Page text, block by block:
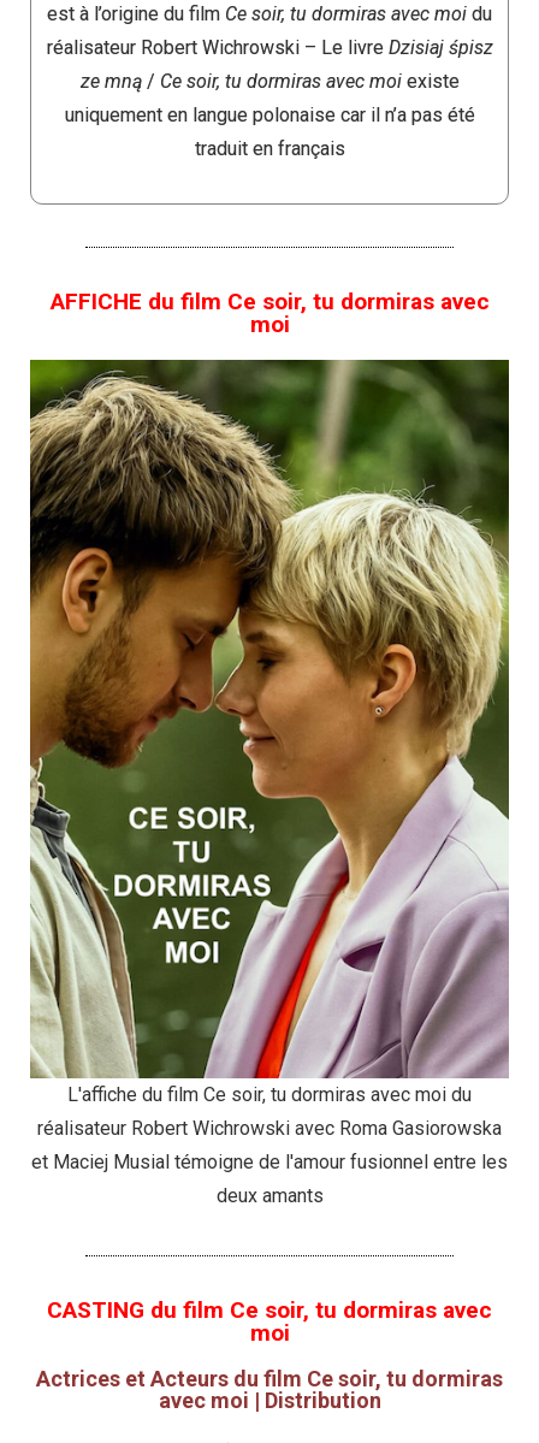
est à l’origine du film Ce soir, tu dormiras avec moi du
réalisateur Robert Wichrowski – Le livre Dzisiaj śpisz
ze mną/ Ce soir, tu dormiras avec moiexiste
uniquement en langue polonaise car il n’a pas été
traduit en français
AFFICHE du film Ce soir, tu dormiras avec
moi
L'affiche du film Ce soir, tu dormiras avec moi du
réalisateur Robert Wichrowski avec Roma Gasiorowska
et Maciej Musial témoigne de l'amour fusionnel entre les
deux amants
CASTING du film Ce soir, tu dormiras avec
moi
Actrices et Acteurs du film Ce soir, tu dormiras
avec moi | Distribution